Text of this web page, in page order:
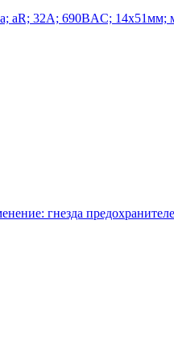
aR; 32А; 690ВAC; 14x51мм;
гнезда